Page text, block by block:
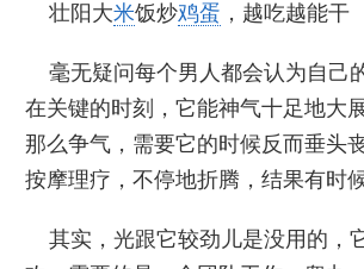
壮阳大米饭炒鸡蛋 ，越吃越能干
毫无疑问每个男人都会认为自己
在关键的时刻，它能神气十足地大
那么争气，需要它的时候反而垂头
按摩理疗，不停地折腾，结果有时
其实，光跟它较劲儿是没用的，